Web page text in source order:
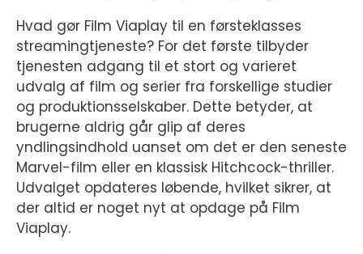
Hvad gør Film Viaplay til en førsteklasses
streamingtjeneste? For det første tilbyder
tjenesten adgang til et stort og varieret
udvalg af film og serier fra forskellige studier
og produktionsselskaber. Dette betyder, at
brugerne aldrig går glip af deres
yndlingsindhold uanset om det er den seneste
Marvel-film eller en klassisk Hitchcock-thriller.
Udvalget opdateres løbende, hvilket sikrer, at
der altid er noget nyt at opdage på Film
Viaplay.